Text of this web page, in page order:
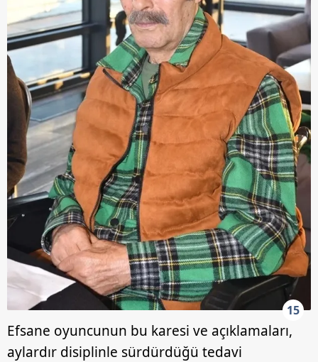
15
Efsane oyuncunun bu karesi ve açıklamaları,
aylardır disiplinle sürdürdüğü tedavi